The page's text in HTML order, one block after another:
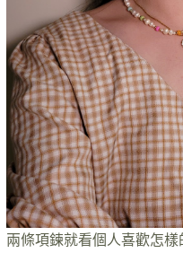
兩條項鍊就看個人喜歡怎